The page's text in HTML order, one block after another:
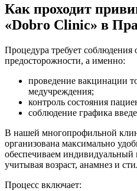
Как проходит
«Dobro Clinic» в
Процедура требует
предосторожности, а именно:
проведение вакцинации
медучреждения;
контроль состояния
соблюдение графика
В нашей многопрофильной
организована максимально
обеспечиваем индивидуальный
учитывая возраст, анамнез и
Процесс включает: